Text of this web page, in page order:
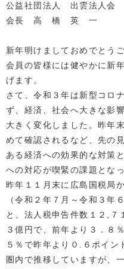
公益社団法人 出雲法人会
会長 高 橋 英 一
新年明けましておめでとう
会員の皆様には健やかに新
げます。
さて、令和３年は新型コロ
ず、経済、社会へ大きな影
大きく変化しました。昨年
めて確認されるなど、先の
ある経済への効果的な対策
への対応が喫緊の課題とな
昨年１１月末に広島国税局
（令和２年７月～令和３年
と、法人税申告件数１２,７
３億円で、前年より３．８
５％で昨年より０.６ポイン
圏内で推移していますが、